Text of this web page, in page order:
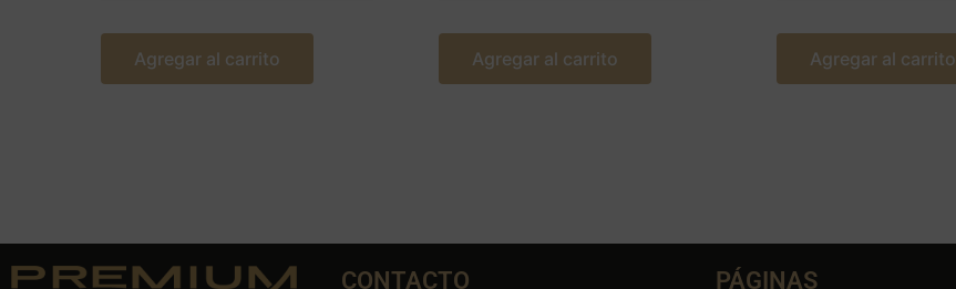
Agregar al carrito Agregar al carrito Agregar al carrito
CONTACTO PÁGINAS